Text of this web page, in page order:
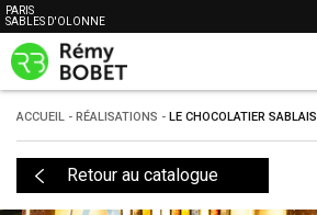
PARIS
SABLES D'OLONNE
ACCUEIL - RÉALISATIONS - LE CHOCOLATIER SABLAIS
Retour au catalogue